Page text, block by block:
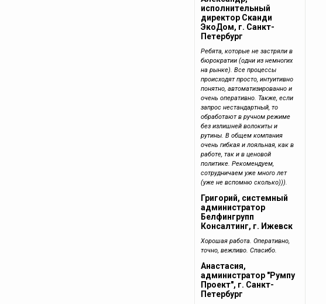
исполнительный
директор Сканди
ЭкоДом, г. Санкт-
Петербург
Ребята, которые не застряли в
бюрократии (одни из немногих
на рынке). Все процессы
происходят просто, интуитивно
понятно, автоматизированно и
очень оперативно. Также, если
запрос нестандартный, то
обработают в ручном режиме
без излишней волокиты и
рутины. В общем компания
очень гибкая и лояльная, как в
работе, так и в ценовой
политике. Рекомендуем,
сотрудничаем уже много лет
(уже не вспомню сколько))).
Григорий, системный
администратор
Белфингрупп
Консалтинг, г. Ижевск
Хорошая работа. Оперативно,
точно, вежливо. Спасибо.
Анастасия,
администратор "Румпу
Проект", г. Санкт-
Петербург